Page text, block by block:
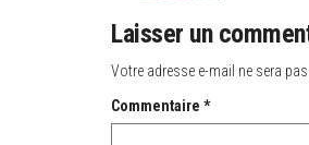
Laisser un
Votre adresse e-mail ne sera pas
Commentaire *